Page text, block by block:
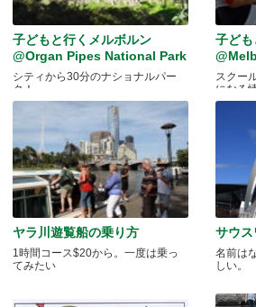
子どもと行くメルボルン
@Organ Pipes National Park
シティから30分のナショナルパー
ク！
子ど
スクー
になる
ヤラ川遊覧船の乗り方
1時間コース$20から。一度は乗っ
てみたい
サウ
名前は
しい。